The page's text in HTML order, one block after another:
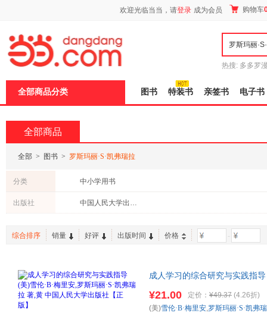
欢迎光临当当，请登录 成为会员 购物车
热搜: 多多罗
全部商品分类 图书 特装书 亲签书 电子书
全部商品
全部 > 图书 > 罗斯玛丽·S·凯弗瑞拉
分类 中小学用书
出版社 中国人民大学出版社
综合排序 销量 好评 出版时间 价格 -
成人学习的综合研究与实践指
选购！
¥21.00 定价： ¥49.37 (4.26折)
(美)雪伦·B·梅里安,罗斯玛丽·S·凯弗
页
加